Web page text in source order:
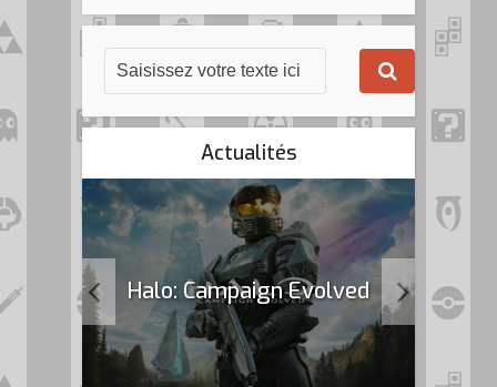
Actualités
Halo: Campaign Evolved